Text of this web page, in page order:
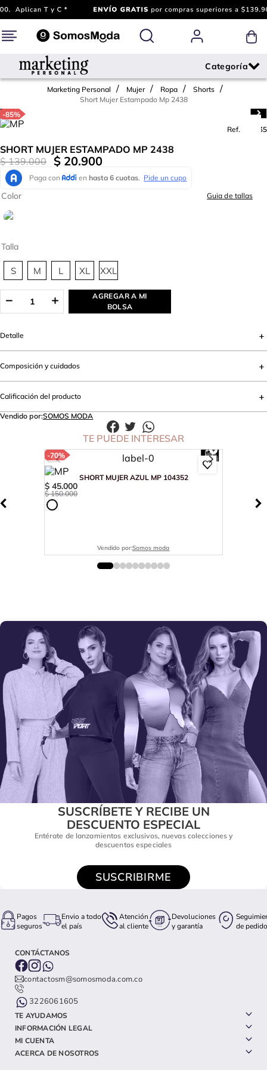
Marketing Personal Mujer Ropa
Shorts
Short Mujer Estampado Mp 2438
-85%
Ref.
726435
SHORT MUJER ESTAMPADO MP 2438
$ 139.000 $ 20.900
Talla
S M L XL XXL
Color Guia de tallas
AGREGAR A MI
BOLSA
Detalle
Composición y cuidados
Calificación del producto
Vendido por:SOMOS MODA
TE PUEDE INTERESAR
-70%
SHORT MUJER AZUL MP 104352
$ 45.000
$ 150.000
Vendido por:Somos moda
SUSCRÍBETE Y RECIBE UN
DESCUENTO ESPECIAL
Entérate de lanzamientos exclusivos, nuevas colecciones y
descuentos especiales
SUSCRIBIRME
Pagos
seguros
Envio a todo
el país
Atención
al cliente
Devoluciones
y garantía
de pedido
CONTÁCTANOS
contactosm@somosmoda.com.co
3226061605
TE AYUDAMOS
INFORMACIÓN LEGAL
MI CUENTA
ACERCA DE NOSOTROS